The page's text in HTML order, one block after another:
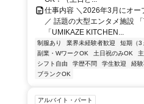
仕事内容 ＼2026年3月にオ
／ 話題の大型エンタメ施設
「UMIKAZE KITCHEN...
制服あり 業界未経験者歓迎 短期（3
副業・WワークOK
土日祝のみOK
シフト自由
学歴不問 学生歓迎 経
ブランクOK
アルバイト・パート